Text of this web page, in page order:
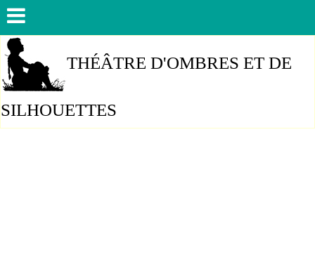
THÉÂTRE D'OMBRES ET DE
SILHOUETTES